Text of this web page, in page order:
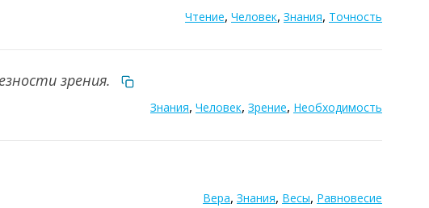
Чтение, Человек, Знания, Точность
зрения.
Знания, Человек, Зрение, Необходимость
Вера, Знания, Весы, Равновесие